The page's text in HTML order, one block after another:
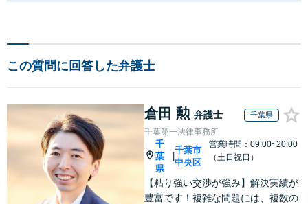
この質問に回答した弁護士
倉田 勲 弁護士 千葉県
千葉第一法律事務所
千
葉
県
千葉市
中央区
営業時間：09:00~20:00
（土日祝日）
【粘り強い交渉が強み】解決実績が
豊富です！複雑な問題には、複数の